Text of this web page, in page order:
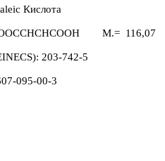
Кислота
M.= 116,07
203-742-5
095-00-3